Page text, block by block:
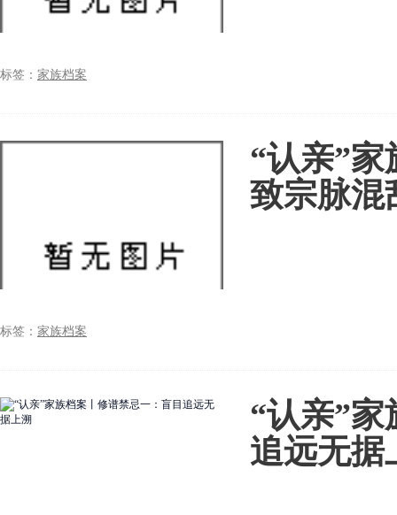
标签： 家族档案
“认亲”
致宗脉混
标签： 家族档案
“认亲”
追远无据